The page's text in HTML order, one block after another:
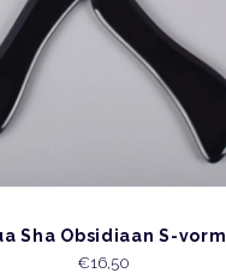
Sha Obsidiaan S-vorm
€16,50